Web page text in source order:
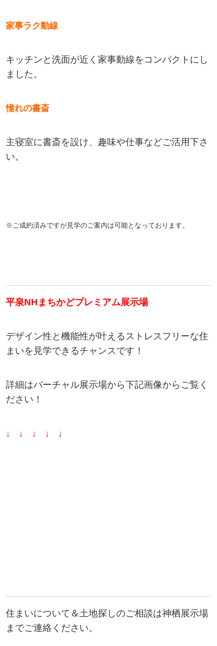
家事ラク動線
キッチンと洗面が近く家事動線をコンパクトにし
ました。
憧れの書斎
主寝室に書斎を設け、趣味や仕事などご活用下さ
い。
※ご成約済みですが見学のご案内は可能となっております。
平泉NHまちかどプレミアム展示場
デザイン性と機能性が叶えるストレスフリーな住
まいを見学できるチャンスです！
詳細はバーチャル展示場から下記画像からご覧く
ださい！
↓ ↓ ↓ ↓ ↓
住まいについて＆土地探しのご相談は神栖展示場
までご連絡ください。